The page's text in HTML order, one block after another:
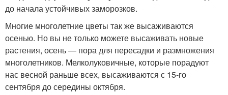
до начала устойчивых заморозков.
Многие многолетние цветы так же высаживаются
осенью. Но вы не только можете высаживать новые
растения, осень — пора для пересадки и размножения
многолетников. Мелколуковичные, которые порадуют
нас весной раньше всех, высаживаются с 15-го
сентября до середины октября.